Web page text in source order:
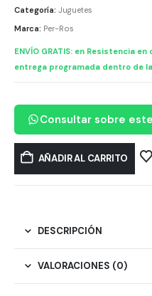
Categoría: Juguetes
Marca: Per-Ros
ENVÍO GRATIS: en Resistencia
entrega programada dentro de
Consultar sobre
AÑADIR AL CARRITO
DESCRIPCIÓN
VALORACIONES (0)